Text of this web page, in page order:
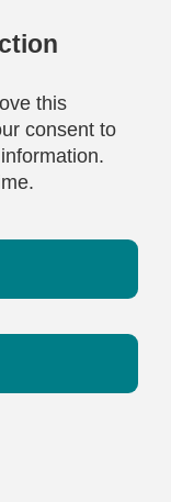
this
consent to